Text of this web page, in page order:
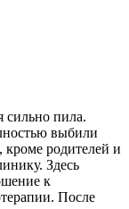
сильно пила.
выбили
кроме родителей и
Здесь
к
После